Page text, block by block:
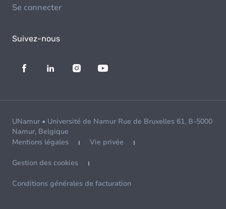
Se connecter
Suivez-nous
UNamur • Université de Namur Rue de Bruxelles 61, B-5000
Namur, Belgique
Mentions légales
Vie privée
Gestion des cookies
Conditions générales de facturation